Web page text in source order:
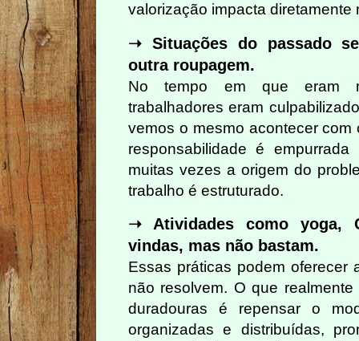
valorização impacta diretamente
➝ Situações do passado
outra roupagem.
No tempo em que eram
trabalhadores eram
vemos o mesmo acontecer
responsabilidade é
muitas vezes a origem do
trabalho é estruturado.
➝ Atividades como yoga,
vindas, mas não bastam.
Essas práticas podem oferecer
não resolvem. O que
duradouras é repensar o
organizadas e distribuídas,